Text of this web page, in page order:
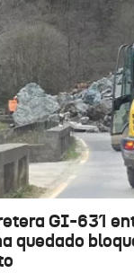
GI-631
quedado